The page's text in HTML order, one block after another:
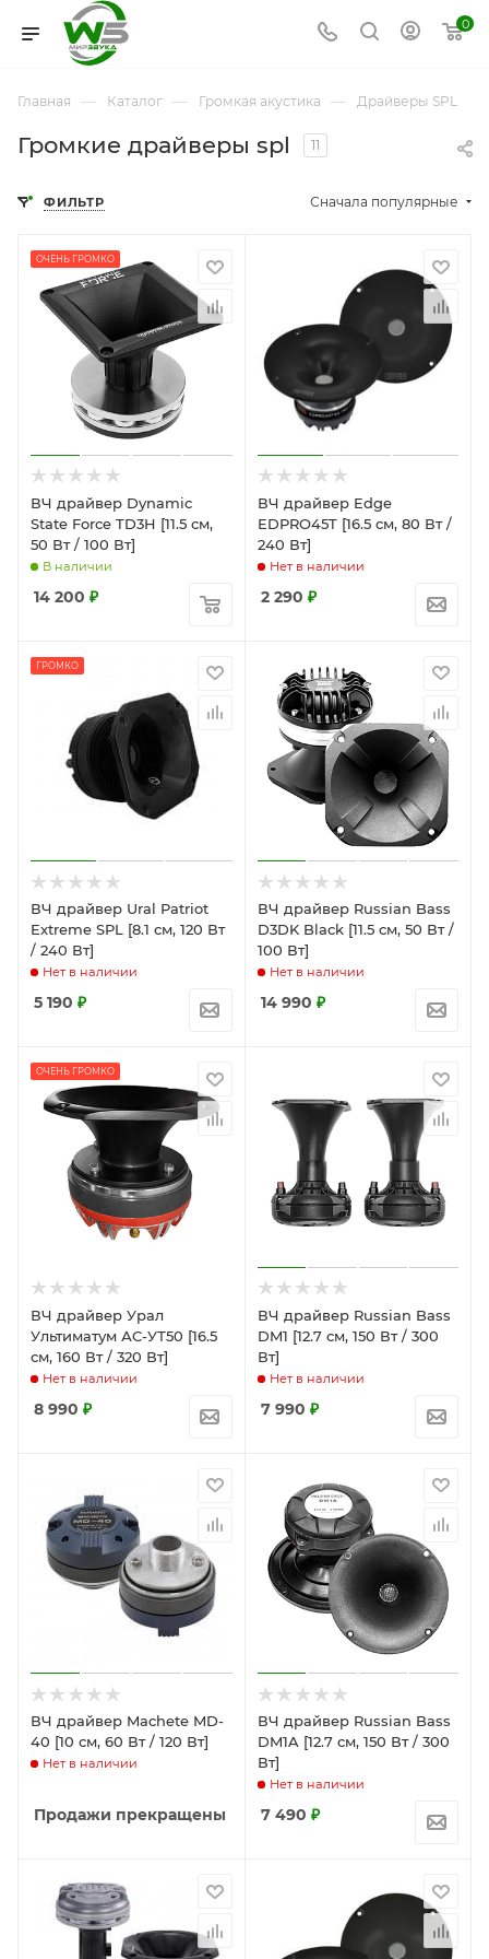
0
Главная — Каталог — Громкая акустика — Драйверы SPL
Громкие драйверы spl 11
ФИЛЬТР Сначала популярные
ОЧЕНЬ ГРОМКО
ВЧ драйвер Dynamic
State Force TD3H [11.5 см,
50 Вт / 100 Вт]
В наличии
14 200 ₽
ВЧ драйвер Edge
EDPRO45T [16.5 см, 80 Вт /
240 Вт]
Нет в наличии
2 290 ₽
ГРОМКО
ВЧ драйвер Ural Patriot
Extreme SPL [8.1 см, 120 Вт
/ 240 Вт]
Нет в наличии
5 190 ₽
ВЧ драйвер Russian Bass
D3DK Black [11.5 см, 50 Вт /
100 Вт]
Нет в наличии
14 990 ₽
ОЧЕНЬ ГРОМКО
ВЧ драйвер Урал
Ультиматум АС-УТ50 [16.5
см, 160 Вт / 320 Вт]
Нет в наличии
8 990 ₽
ВЧ драйвер Russian Bass
DM1 [12.7 см, 150 Вт / 300
Вт]
Нет в наличии
7 990 ₽
ВЧ драйвер Machete MD-
40 [10 см, 60 Вт / 120 Вт]
Нет в наличии
Продажи прекращены
ВЧ драйвер Russian Bass
DM1A [12.7 см, 150 Вт / 300
Вт]
Нет в наличии
7 490 ₽